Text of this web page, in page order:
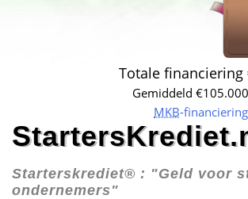
Totale financiering
Gemiddeld
MKB-
Starterskrediet® : "Geld voor
ondernemers"